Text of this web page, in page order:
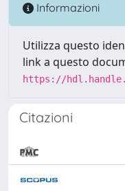
Informazioni
Utilizza questo
link a questo
https://
Citazioni